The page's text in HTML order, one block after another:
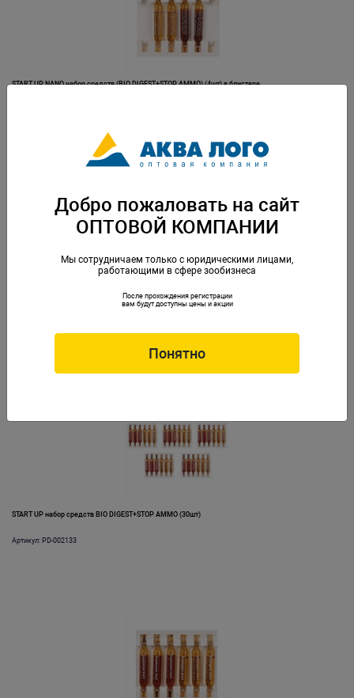
START UP NANO набор средств (BIO DIGEST+STOP AMMO) (4шт) в блистере
START UP набор средств BIO DIGEST+STOP AMMO (12шт)
START UP набор средств BIO DIGEST+STOP AMMO (30шт)
Артикул: PD-002133
Добро пожаловать на сайт
ОПТОВОЙ КОМПАНИИ
Мы сотрудничаем только с юридическими лицами,
работающими в сфере зообизнеса
После прохождения регистрации
вам будут доступны цены и акции
Понятно